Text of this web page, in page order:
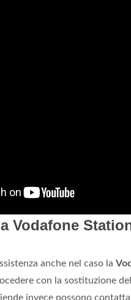
Vodafone
anche nel caso la
con la sostituzione
invece possono